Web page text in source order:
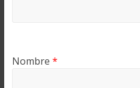
Nombre *